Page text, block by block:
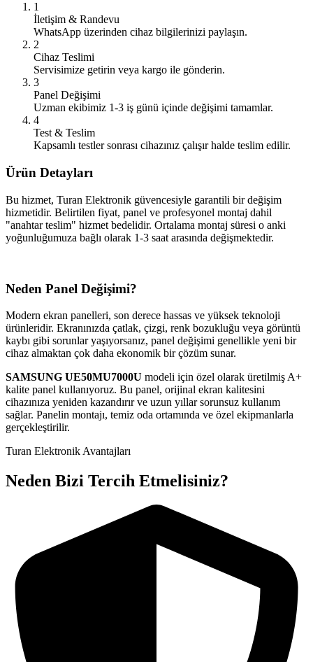
1
İletişim & Randevu
WhatsApp üzerinden cihaz bilgilerinizi paylaşın.
2
Cihaz Teslimi
Servisimize getirin veya kargo ile gönderin.
3
Panel Değişimi
Uzman ekibimiz 1-3 iş günü içinde değişimi tamamlar.
4
Test & Teslim
Kapsamlı testler sonrası cihazınız çalışır halde teslim edilir.
Ürün Detayları
Bu hizmet, Turan Elektronik güvencesiyle garantili bir değişim
hizmetidir. Belirtilen fiyat, panel ve profesyonel montaj dahil
"anahtar teslim" hizmet bedelidir. Ortalama montaj süresi o anki
yoğunluğumuza bağlı olarak 1-3 saat arasında değişmektedir.
Neden Panel Değişimi?
Modern ekran panelleri, son derece hassas ve yüksek teknoloji
ürünleridir. Ekranınızda çatlak, çizgi, renk bozukluğu veya görüntü
kaybı gibi sorunlar yaşıyorsanız, panel değişimi genellikle yeni bir
cihaz almaktan çok daha ekonomik bir çözüm sunar.
SAMSUNG UE50MU7000U modeli için özel olarak üretilmiş A+
kalite panel kullanıyoruz. Bu panel, orijinal ekran kalitesini
cihazınıza yeniden kazandırır ve uzun yıllar sorunsuz kullanım
sağlar. Panelin montajı, temiz oda ortamında ve özel ekipmanlarla
gerçekleştirilir.
Turan Elektronik Avantajları
Neden Bizi Tercih Etmelisiniz?